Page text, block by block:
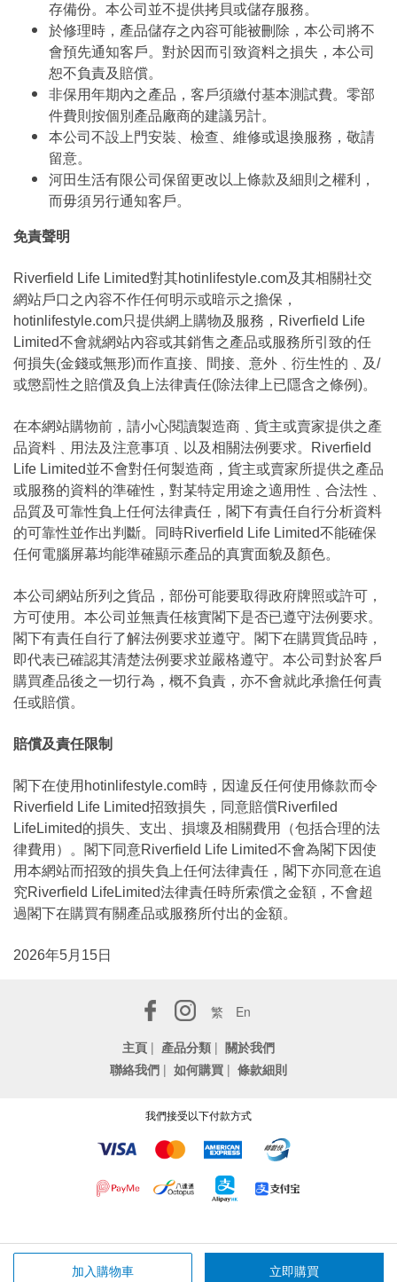
加入購物車 立即購買
存備份。本公司並不提供拷貝或儲存服務。
於修理時，產品儲存之內容可能被刪除，本公司將不
會預先通知客戶。對於因而引致資料之損失，本公司
恕不負責及賠償。
非保用年期內之產品，客戶須繳付基本測試費。零部
件費則按個別產品廠商的建議另計。
本公司不設上門安裝、檢查、維修或退換服務，敬請
留意。
河田生活有限公司保留更改以上條款及細則之權利，
而毋須另行通知客戶。
免責聲明
Riverfield Life Limited對其hotinlifestyle.com及其相關社交
網站戶口之內容不作任何明示或暗示之擔保，
hotinlifestyle.com只提供網上購物及服務，Riverfield Life
Limited不會就網站內容或其銷售之產品或服務所引致的任
何損失(金錢或無形)而作直接、間接、意外﹑衍生性的﹑及/
或懲罰性之賠償及負上法律責任(除法律上已隱含之條例)。
在本網站購物前，請小心閱讀製造商﹑貨主或賣家提供之產
品資料﹑用法及注意事項﹑以及相關法例要求。Riverfield
Life Limited並不會對任何製造商，貨主或賣家所提供之產品
或服務的資料的準確性，對某特定用途之適用性﹑合法性﹑
品質及可靠性負上任何法律責任，閣下有責任自行分析資料
的可靠性並作出判斷。同時Riverfield Life Limited不能確保
任何電腦屏幕均能準確顯示產品的真實面貌及顏色。
本公司網站所列之貨品，部份可能要取得政府牌照或許可，
方可使用。本公司並無責任核實閣下是否已遵守法例要求。
閣下有責任自行了解法例要求並遵守。閣下在購買貨品時，
即代表已確認其清楚法例要求並嚴格遵守。本公司對於客戶
購買產品後之一切行為，概不負責，亦不會就此承擔任何責
任或賠償。
賠償及責任限制
閣下在使用hotinlifestyle.com時，因違反任何使用條款而令
Riverfield Life Limited招致損失，同意賠償Riverfiled
LifeLimited的損失、支出、損壞及相關費用（包括合理的法
律費用）。閣下同意Riverfield Life Limited不會為閣下因使
用本網站而招致的損失負上任何法律責任，閣下亦同意在追
究Riverfield LifeLimited法律責任時所索償之金額，不會超
過閣下在購買有關產品或服務所付出的金額。
2026年5月15日
繁
En
主頁 | 產品分類 | 關於我們
聯絡我們 | 如何購買 | 條款細則
我們接受以下付款方式